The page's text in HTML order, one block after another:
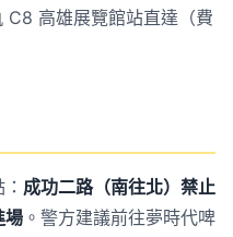
C8 高雄展覽館站直達（費
成功二路（南往北）禁止
場 。警方建議前往夢時代啤